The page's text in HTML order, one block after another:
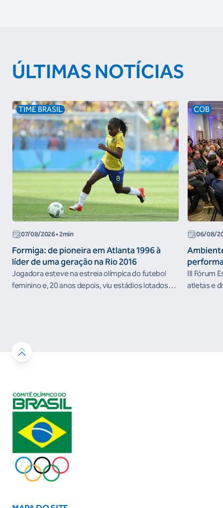
ÚLTIMAS NOTÍCIAS
TIME BRASIL
07/08/2026• 2min
Formiga: de pioneira em Atlanta 1996 à
líder de uma geração na Rio 2016
Jogadora esteve na estreia olímpica do futebol
feminino e, 20 anos depois, viu estádios lotados
COB
06/08/
III Fórum
atletas e